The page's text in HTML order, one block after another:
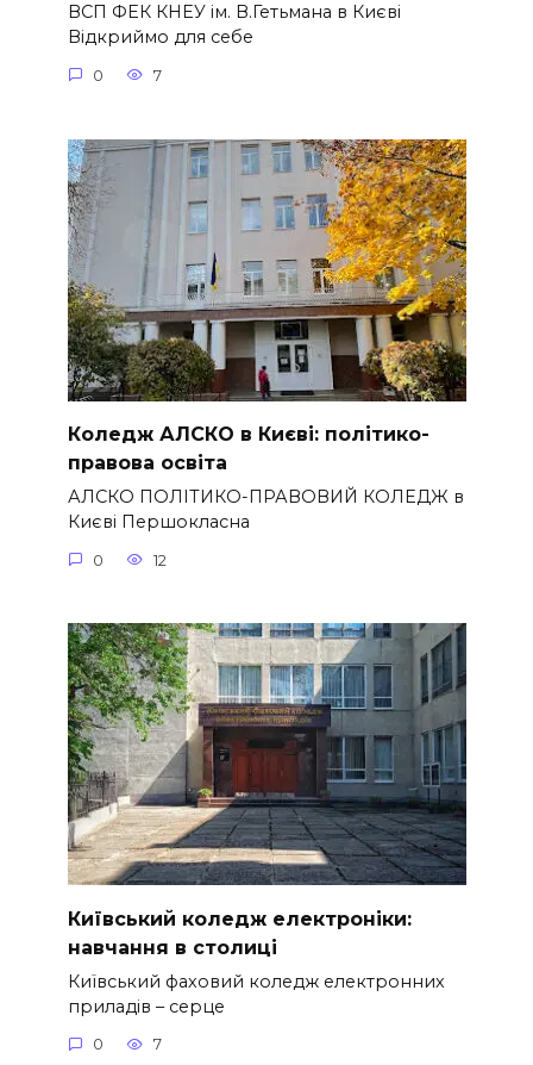
ВСП ФЕК КНЕУ ім. В.Гетьмана в Києві
Відкриймо для себе
0 7
Коледж АЛСКО в Києві: політико-
правова освіта
АЛСКО ПОЛІТИКО-ПРАВОВИЙ КОЛЕДЖ в
Києві Першокласна
0 12
Київський коледж електроніки:
навчання в столиці
Київський фаховий коледж електронних
приладів – серце
0 7